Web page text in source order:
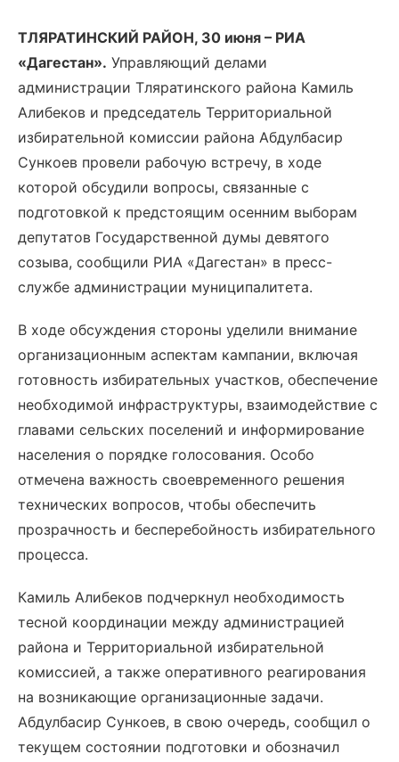
ТЛЯРАТИНСКИЙ РАЙОН, 30 июня – РИА
«Дагестан». Управляющий делами
администрации Тляратинского района Камиль
Алибеков и председатель Территориальной
избирательной комиссии района Абдулбасир
Сункоев провели рабочую встречу, в ходе
которой обсудили вопросы, связанные с
подготовкой к предстоящим осенним выборам
депутатов Государственной думы девятого
созыва, сообщили РИА «Дагестан» в пресс-
службе администрации муниципалитета.
В ходе обсуждения стороны уделили внимание
организационным аспектам кампании, включая
готовность избирательных участков, обеспечение
необходимой инфраструктуры, взаимодействие с
главами сельских поселений и информирование
населения о порядке голосования. Особо
отмечена важность своевременного решения
технических вопросов, чтобы обеспечить
прозрачность и бесперебойность избирательного
процесса.
Камиль Алибеков подчеркнул необходимость
тесной координации между администрацией
района и Территориальной избирательной
комиссией, а также оперативного реагирования
на возникающие организационные задачи.
Абдулбасир Сункоев, в свою очередь, сообщил о
текущем состоянии подготовки и обозначил